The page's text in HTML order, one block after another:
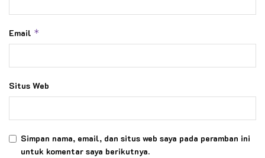
Email *
Situs Web
Simpan nama, email, dan situs web saya pada peramban ini
untuk komentar saya berikutnya.